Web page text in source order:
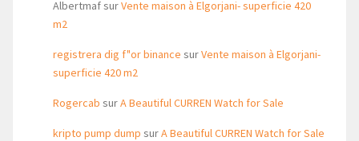
AlbertmafsurVente maison à Elgorjani- superficie 420
m2
registrera dig f"or binance surVente maison à Elgorjani-
superficie 420 m2
Rogercab surA Beautiful CURREN Watch for Sale
kripto pump dump surA Beautiful CURREN Watch for Sale